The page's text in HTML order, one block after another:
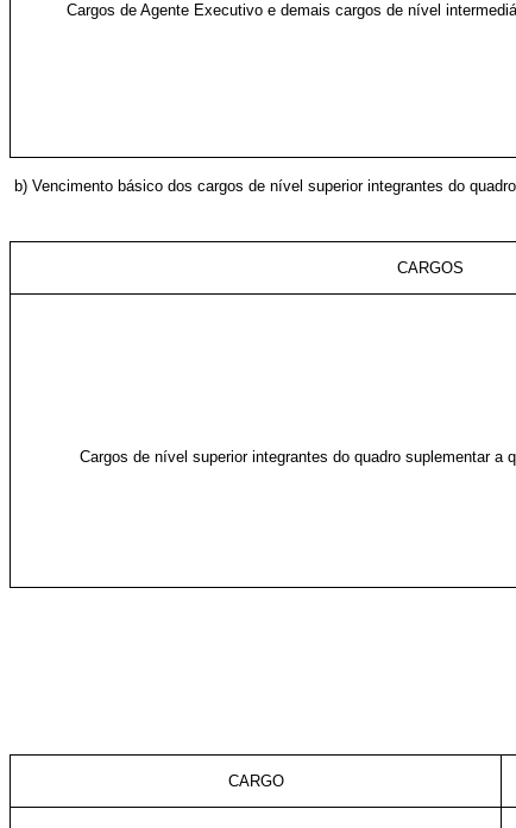
Cargos de Agente Executivo e demais cargos de nível
b) Vencimento básico dos cargos de nível superior integrantes do
CARGOS
Cargos de nível superior integrantes do quadro suplementar a
CARGO